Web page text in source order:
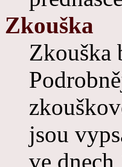
Zkouška
Zkouška
jsou
ve